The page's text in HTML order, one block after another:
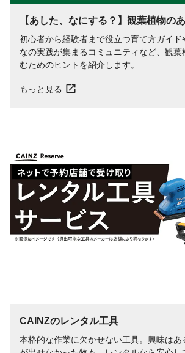
【あした、なにする？】観葉植物の
初心者から経験者まで役立つ育て方ガイド
なの実践が集まるコミュニティなど、観葉
むためのヒントを紹介します。
もっと見る
CAINZのレンタル工具
本格的な作業に欠かせない工具。興味はあ